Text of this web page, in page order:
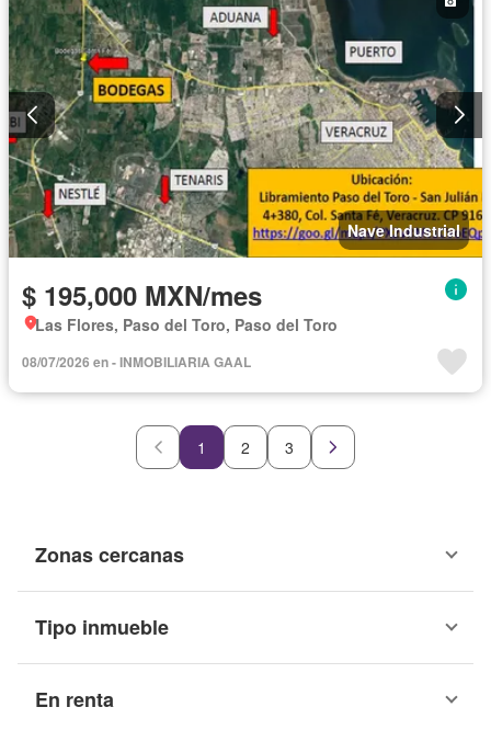
Nave Industrial
$ 195,000 MXN/mes
Las Flores, Paso del Toro, Paso del Toro
08/07/2026 en - INMOBILIARIA GAAL
1 2 3
Zonas cercanas
Tipo inmueble
En renta